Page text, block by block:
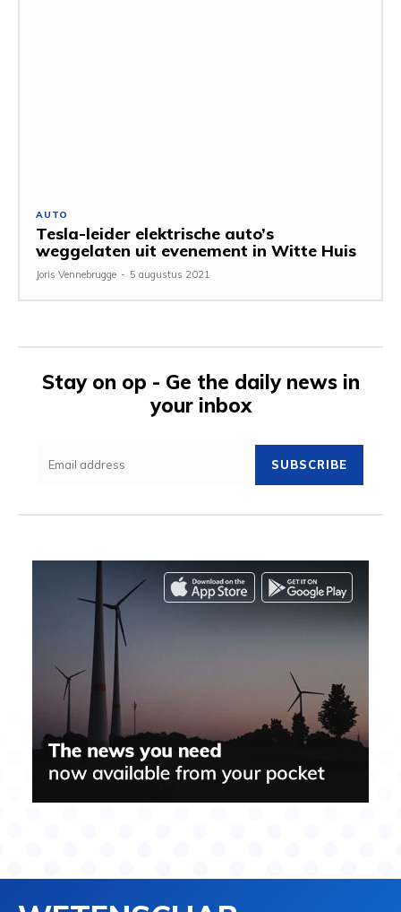
AUTO
Tesla-leider elektrische auto’s
weggelaten uit evenement in Witte Huis
Joris Vennebrugge - 5 augustus 2021
Stay on op - Ge the daily news in
your inbox
SUBSCRIBE